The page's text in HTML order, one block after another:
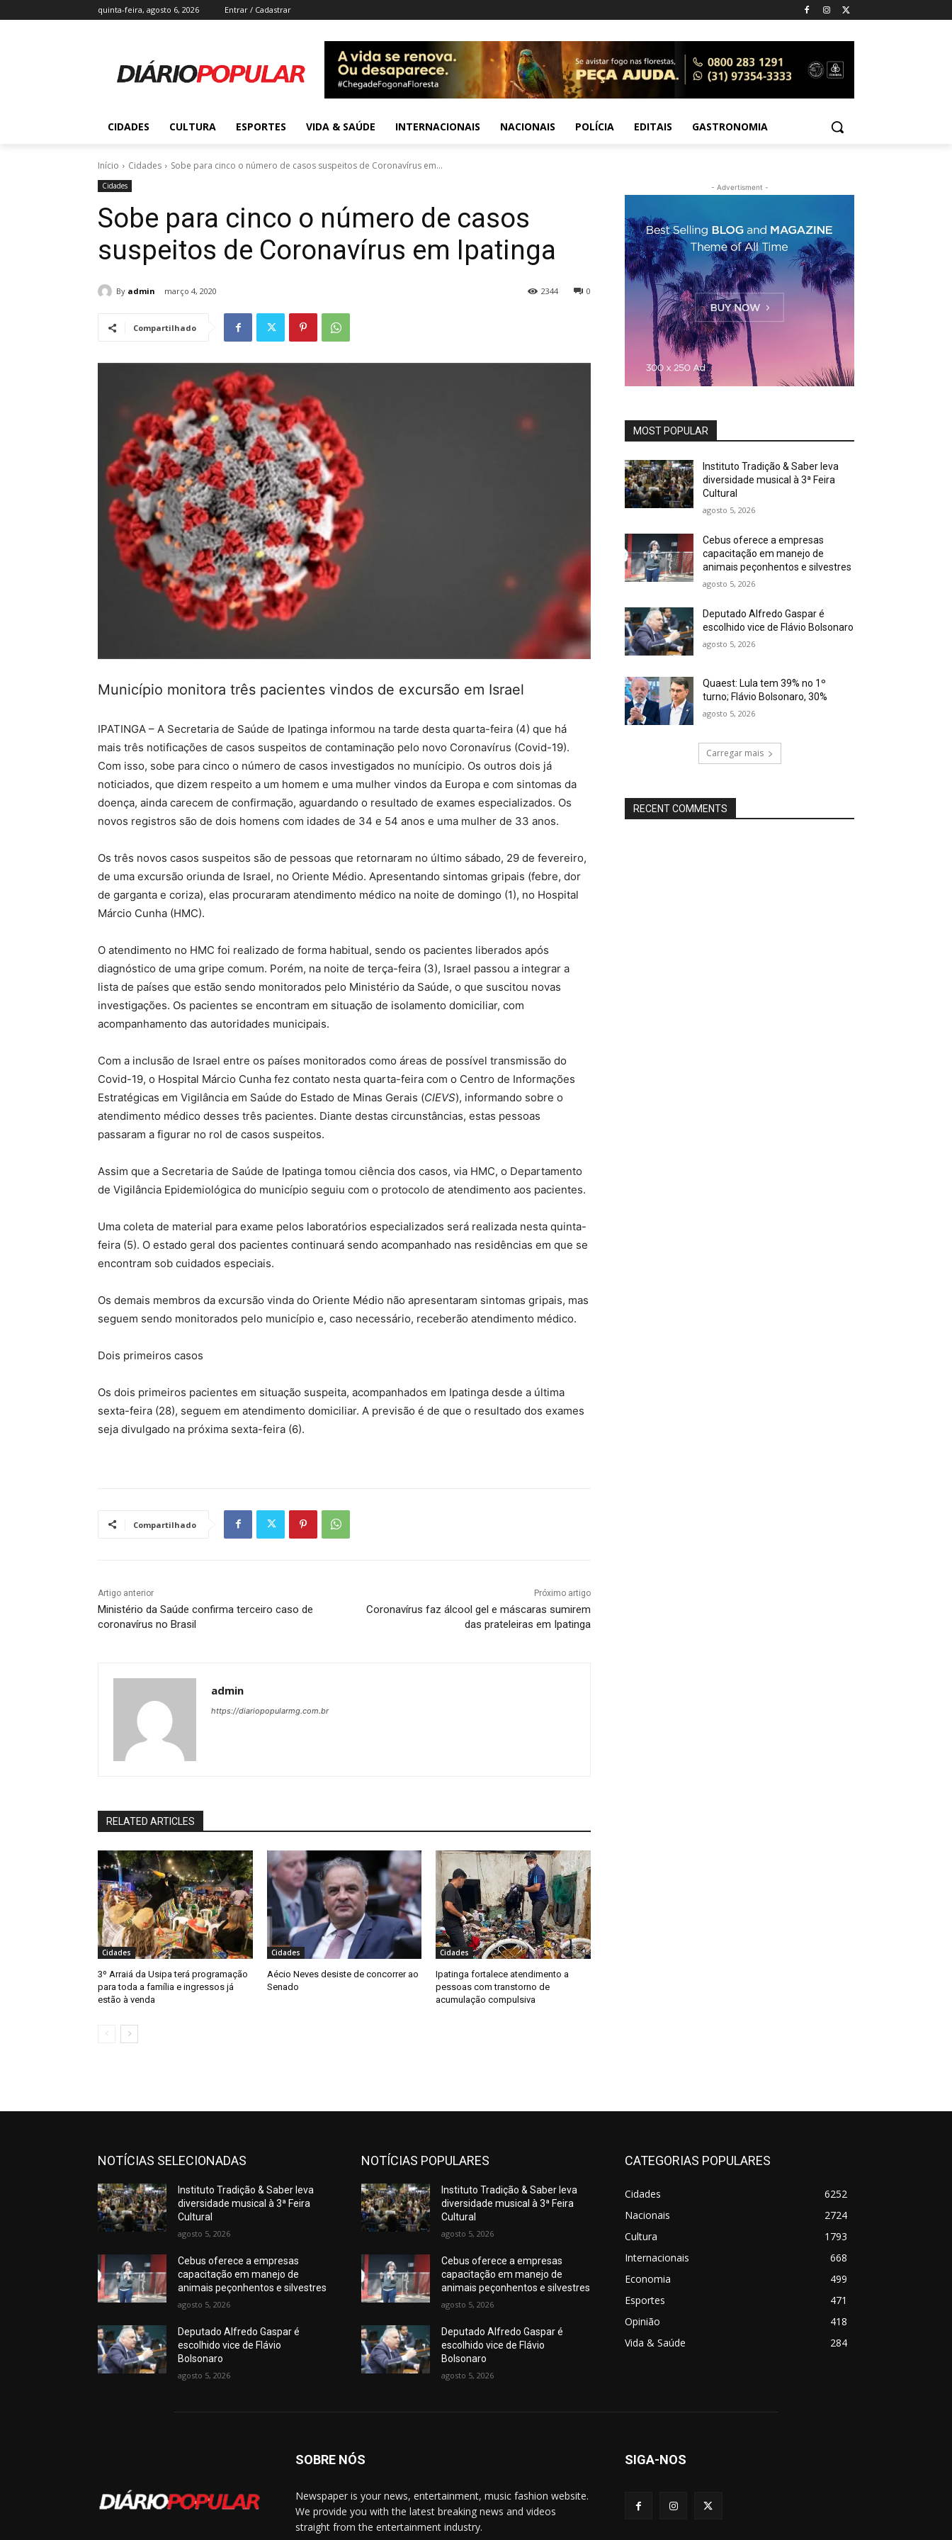
quinta-feira, agosto 6, 2026 Entrar / Cadastrar
CIDADES CULTURA ESPORTES VIDA & SAÚDE INTERNACIONAIS NACIONAIS POLÍCIA EDITAIS GASTRONOMIA
Início Cidades Sobe para cinco o número de casos suspeitos de Coronavírus em...
Cidades
Sobe para cinco o número de casos
suspeitos de Coronavírus em Ipatinga
By admin março 4, 2020 0
2344
Compartilhado
Município monitora três pacientes vindos de excursão em Israel
IPATINGA – A Secretaria de Saúde de Ipatinga informou na tarde desta quarta-feira (4) que há
mais três notificações de casos suspeitos de contaminação pelo novo Coronavírus (Covid-19).
Com isso, sobe para cinco o número de casos investigados no munícipio. Os outros dois já
noticiados, que dizem respeito a um homem e uma mulher vindos da Europa e com sintomas da
doença, ainda carecem de confirmação, aguardando o resultado de exames especializados. Os
novos registros são de dois homens com idades de 34 e 54 anos e uma mulher de 33 anos.
Os três novos casos suspeitos são de pessoas que retornaram no último sábado, 29 de fevereiro,
de uma excursão oriunda de Israel, no Oriente Médio. Apresentando sintomas gripais (febre, dor
de garganta e coriza), elas procuraram atendimento médico na noite de domingo (1), no Hospital
Márcio Cunha (HMC).
O atendimento no HMC foi realizado de forma habitual, sendo os pacientes liberados após
diagnóstico de uma gripe comum. Porém, na noite de terça-feira (3), Israel passou a integrar a
lista de países que estão sendo monitorados pelo Ministério da Saúde, o que suscitou novas
investigações. Os pacientes se encontram em situação de isolamento domiciliar, com
acompanhamento das autoridades municipais.
Com a inclusão de Israel entre os países monitorados como áreas de possível transmissão do
Covid-19, o Hospital Márcio Cunha fez contato nesta quarta-feira com o Centro de Informações
Estratégicas em Vigilância em Saúde do Estado de Minas Gerais (CIEVS), informando sobre o
atendimento médico desses três pacientes. Diante destas circunstâncias, estas pessoas
passaram a figurar no rol de casos suspeitos.
Assim que a Secretaria de Saúde de Ipatinga tomou ciência dos casos, via HMC, o Departamento
de Vigilância Epidemiológica do município seguiu com o protocolo de atendimento aos pacientes.
Uma coleta de material para exame pelos laboratórios especializados será realizada nesta quinta-
feira (5). O estado geral dos pacientes continuará sendo acompanhado nas residências em que se
encontram sob cuidados especiais.
Os demais membros da excursão vinda do Oriente Médio não apresentaram sintomas gripais, mas
seguem sendo monitorados pelo município e, caso necessário, receberão atendimento médico.
Dois primeiros casos
Os dois primeiros pacientes em situação suspeita, acompanhados em Ipatinga desde a última
sexta-feira (28), seguem em atendimento domiciliar. A previsão é de que o resultado dos exames
seja divulgado na próxima sexta-feira (6).
Compartilhado
Artigo anterior
Ministério da Saúde confirma terceiro caso de
coronavírus no Brasil
Próximo artigo
Coronavírus faz álcool gel e máscaras sumirem
das prateleiras em Ipatinga
admin
https://diariopopularmg.com.br
RELATED ARTICLES
Cidades
3º Arraiá da Usipa terá programação
para toda a família e ingressos já
estão à venda
Cidades
Aécio Neves desiste de concorrer ao
Senado
Cidades
Ipatinga fortalece atendimento a
pessoas com transtorno de
acumulação compulsiva
- Advertisment -
MOST POPULAR
Instituto Tradição & Saber leva
diversidade musical à 3ª Feira
Cultural
agosto 5, 2026
Cebus oferece a empresas
capacitação em manejo de
animais peçonhentos e silvestres
agosto 5, 2026
Deputado Alfredo Gaspar é
escolhido vice de Flávio Bolsonaro
agosto 5, 2026
Quaest: Lula tem 39% no 1º
turno; Flávio Bolsonaro, 30%
agosto 5, 2026
Carregar mais
RECENT COMMENTS
NOTÍCIAS SELECIONADAS
Instituto Tradição & Saber leva
diversidade musical à 3ª Feira
Cultural
agosto 5, 2026
Cebus oferece a empresas
capacitação em manejo de
animais peçonhentos e silvestres
agosto 5, 2026
Deputado Alfredo Gaspar é
escolhido vice de Flávio
Bolsonaro
agosto 5, 2026
NOTÍCIAS POPULARES
Instituto Tradição & Saber leva
diversidade musical à 3ª Feira
Cultural
agosto 5, 2026
Cebus oferece a empresas
capacitação em manejo de
animais peçonhentos e silvestres
agosto 5, 2026
Deputado Alfredo Gaspar é
escolhido vice de Flávio
Bolsonaro
agosto 5, 2026
CATEGORIAS POPULARES
Cidades
6252
Nacionais
2724
Cultura
1793
Internacionais
668
Economia
499
Esportes
471
Opinião
418
Vida & Saúde
284
SOBRE NÓS
Newspaper is your news, entertainment, music fashion website.
We provide you with the latest breaking news and videos
straight from the entertainment industry.
SIGA-NOS